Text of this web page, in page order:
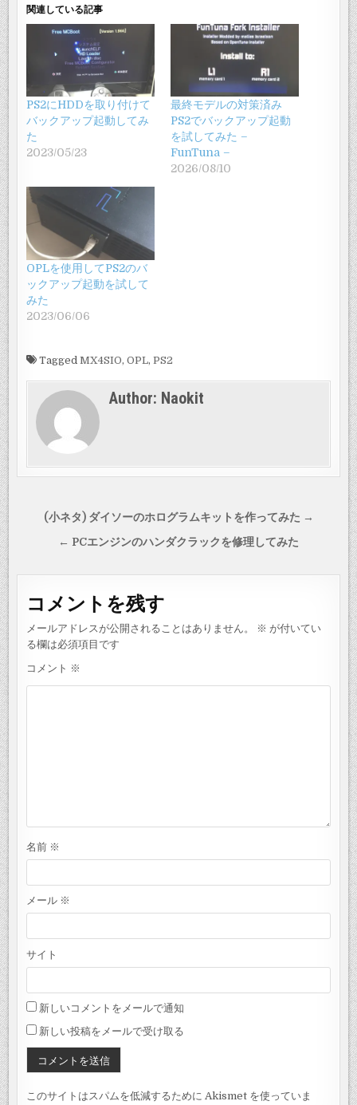
関連している記事
PS2にHDDを取り付けて
バックアップ起動してみ
た
2023/05/23
最終モデルの対策済み
PS2でバックアップ起動
を試してみた –
FunTuna –
2026/08/10
OPLを使用してPS2のバ
ックアップ起動を試して
みた
2023/06/06
TaggedMX4SIO,OPL,PS2
Author: Naokit
ゲ
ー
シ
ョ
(小ネタ) ダイソーのホログラムキットを作ってみた →
← PCエンジンのハンダクラックを修理してみた
コメントを残す
メールアドレスが公開されることはありません。 ※ が付いてい
る欄は必須項目です
コメント ※
名前 ※
メール ※
サイト
新しいコメントをメールで通知
新しい投稿をメールで受け取る
このサイトはスパムを低減するために Akismet を使っていま